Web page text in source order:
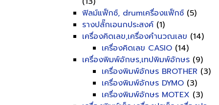
ฟิลม์แฟ็กซ์, drumเครื่องแฟ็กซ์ (5)
รางปลั๊กเอนกประสงค์ (1)
เครื่องคิดเลข,เครื่องคำนวณเลข (14)
เครื่องคิดเลข CASIO (14)
เครื่องพิมพ์อักษร,เทปพิมพ์อักษร (9)
เครื่องพิมพ์อักษร BROTHER (3)
เครื่องพิมพ์อักษร DYMO (3)
เครื่องพิมพ์อักษร MOTEX (3)